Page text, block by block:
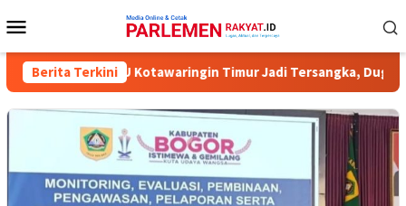
ke
Mobile
Berita Terkini
KPU Kotawaringin Timur Jadi Tersangka, Dugaan